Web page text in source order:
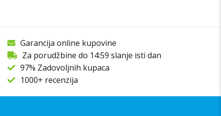
Garancija online kupovine
Za porudžbine do 14:59 slanje isti dan
97% Zadovoljnih kupaca
1000+ recenzija